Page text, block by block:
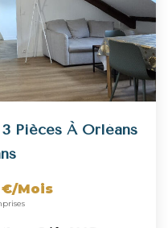
Pièces À Orléans
mois